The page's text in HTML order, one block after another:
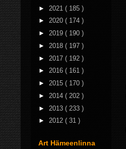
► 2021 ( 185 )
► 2020 ( 174 )
► 2019 ( 190 )
► 2018 ( 197 )
► 2017 ( 192 )
► 2016 ( 161 )
► 2015 ( 170 )
► 2014 ( 202 )
► 2013 ( 233 )
► 2012 ( 31 )
Art Hämeenlinna